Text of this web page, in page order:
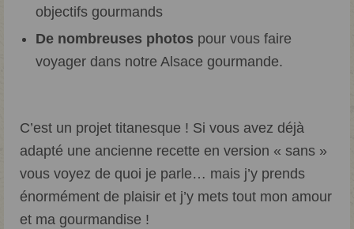
objectifs gourmands
De nombreuses photos pour vous faire
voyager dans notre Alsace gourmande.
C’est un projet titanesque ! Si vous avez déjà
adapté une ancienne recette en version « sans »
vous voyez de quoi je parle… mais j’y prends
énormément de plaisir et j’y mets tout mon amour
et ma gourmandise !